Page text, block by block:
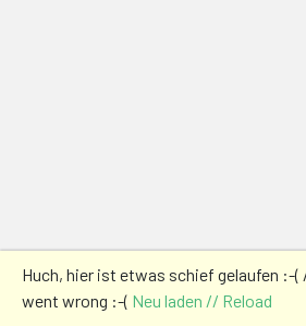
Huch, hier ist etwas schief gelaufen :-
went wrong :-( Neu laden // Reload